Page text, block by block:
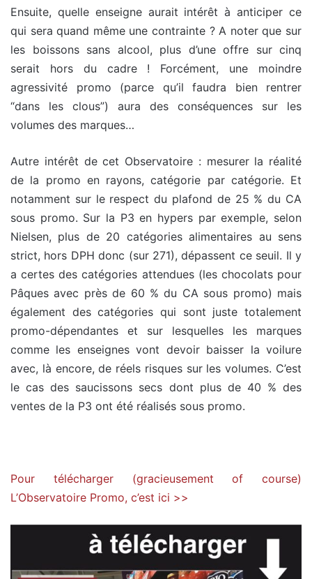
Ensuite, quelle enseigne aurait intérêt à anticiper ce
qui sera quand même une contrainte ? A noter que sur
les boissons sans alcool, plus d’une offre sur cinq
serait hors du cadre ! Forcément, une moindre
agressivité promo (parce qu’il faudra bien rentrer
“dans les clous”) aura des conséquences sur les
volumes des marques…
Autre intérêt de cet Observatoire : mesurer la réalité
de la promo en rayons, catégorie par catégorie. Et
notamment sur le respect du plafond de 25 % du CA
sous promo. Sur la P3 en hypers par exemple, selon
Nielsen, plus de 20 catégories alimentaires au sens
strict, hors DPH donc (sur 271), dépassent ce seuil. Il y
a certes des catégories attendues (les chocolats pour
Pâques avec près de 60 % du CA sous promo) mais
également des catégories qui sont juste totalement
promo-dépendantes et sur lesquelles les marques
comme les enseignes vont devoir baisser la voilure
avec, là encore, de réels risques sur les volumes. C’est
le cas des saucissons secs dont plus de 40 % des
ventes de la P3 ont été réalisés sous promo.
Pour télécharger (gracieusement of course)
L’Observatoire Promo, c’est ici >>